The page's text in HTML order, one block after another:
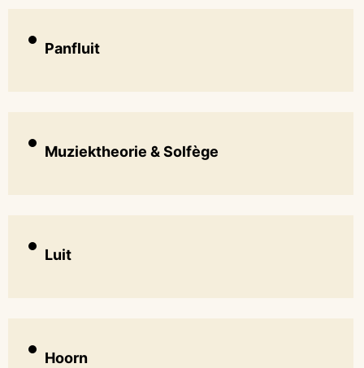
Panfluit
Muziektheorie & Solfège
Luit
Hoorn